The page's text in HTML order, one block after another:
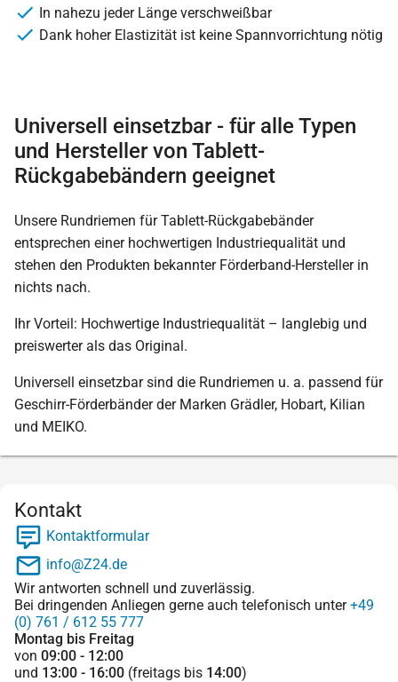
In nahezu jeder Länge verschweißbar
Dank hoher Elastizität ist keine Spannvorrichtung nötig
Universell einsetzbar - für alle Typen
und Hersteller von Tablett-
Rückgabebändern geeignet
Unsere Rundriemen für Tablett-Rückgabebänder
entsprechen einer hochwertigen Industriequalität und
stehen den Produkten bekannter Förderband-Hersteller in
nichts nach.
Ihr Vorteil: Hochwertige Industriequalität – langlebig und
preiswerter als das Original.
Universell einsetzbar sind die Rundriemen u. a. passend für
Geschirr-Förderbänder der Marken Grädler, Hobart, Kilian
und MEIKO.
Kontakt
Kontaktformular
info@Z24.de
Wir antworten schnell und zuverlässig.
Bei dringenden Anliegen gerne auch telefonisch unter+49
(0) 761 / 612 55 777
Montag bis Freitag
von 09:00 - 12:00
und 13:00 - 16:00 (freitags bis 14:00)